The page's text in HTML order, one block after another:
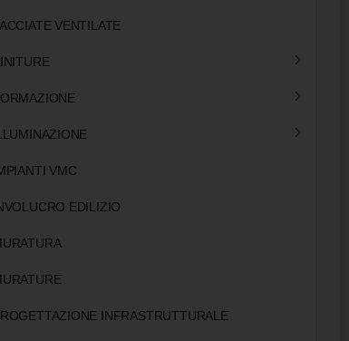
VENTILATE
VMC
EDILIZIO
INFRASTRUTTURALE